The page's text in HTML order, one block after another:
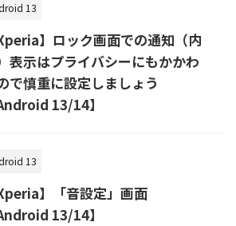
13
Xperia】ロック画面での通知（内
表示はプライバシーにもかかわ
で慎重に設定しましょう
Android 13/14】
13
Xperia】「音設定」画面
Android 13/14】